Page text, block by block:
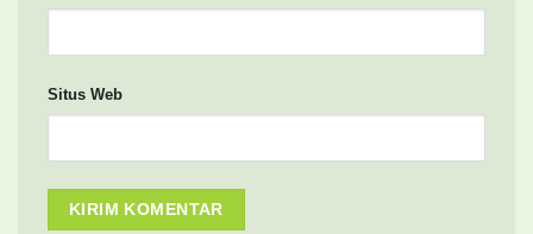
Situs Web